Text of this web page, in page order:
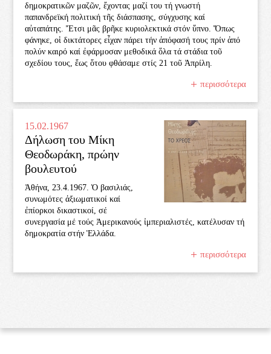
δημοκρατικῶν μαζῶν, ἔχοντας μαζί του τή γνωστή
παπανδρεϊκή πολιτική τῆς διάσπασης, σύγχυσης καί
αὐταπάτης. Ἔτσι μᾶς βρῆκε κυριολεκτικά στόν ὕπνο. Ὅπως
φάνηκε, οἱ δικτάτορες εἶχαν πάρει τήν ἀπόφασή τους πρίν ἀπό
πολύν καιρό καί ἐφάρμοσαν μεθοδικά ὅλα τά στάδια τοῦ
σχεδίου τους, ἕως ὅτου φθάσαμε στίς 21 τοῦ Ἀπρίλη.
περισσότερα
15.02.1967
Δήλωση του Μίκη
Θεοδωράκη, πρώην
βουλευτού
Ἀθήνα, 23.4.1967. Ὁ βασιλιάς,
συνωμότες ἀξιωματικοί καί
ἐπίορκοι δικαστικοί, σέ
συνεργασία μέ τούς Ἀμερικανούς ἰμπεριαλιστές, κατέλυσαν τή
δημοκρατία στήν Ἑλλάδα.
περισσότερα